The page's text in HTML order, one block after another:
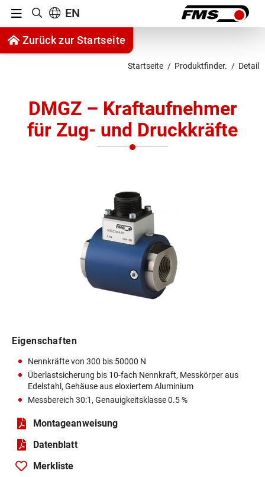
Zur Navigation springen
Menu
Suche anzeigen
EN
Zurück zur Startseite
Startseite Produktfinder. Detail
DMGZ – Kraftaufnehmer
für Zug- und Druckkräfte
Eigenschaften
Nennkräfte von 300 bis 50000 N
Überlastsicherung bis 10-fach Nennkraft, Messkörper aus
Edelstahl, Gehäuse aus eloxiertem Aluminium
Messbereich 30:1, Genauigkeitsklasse 0.5 %
Montageanweisung
Datenblatt
Merkliste